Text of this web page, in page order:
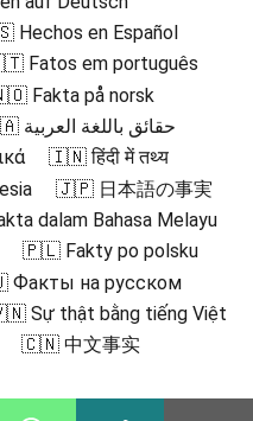
en Español
em português
Fakta på norsk
🇸🇦 حقائق باللغة العربية
🇮🇳 हिंदी में तथ्य
🇯🇵 日本語の事実
dalam Bahasa Melayu
🇵🇱 Fakty po polsku
на русском
Sự thật bằng tiếng Việt
🇨🇳 中文事实